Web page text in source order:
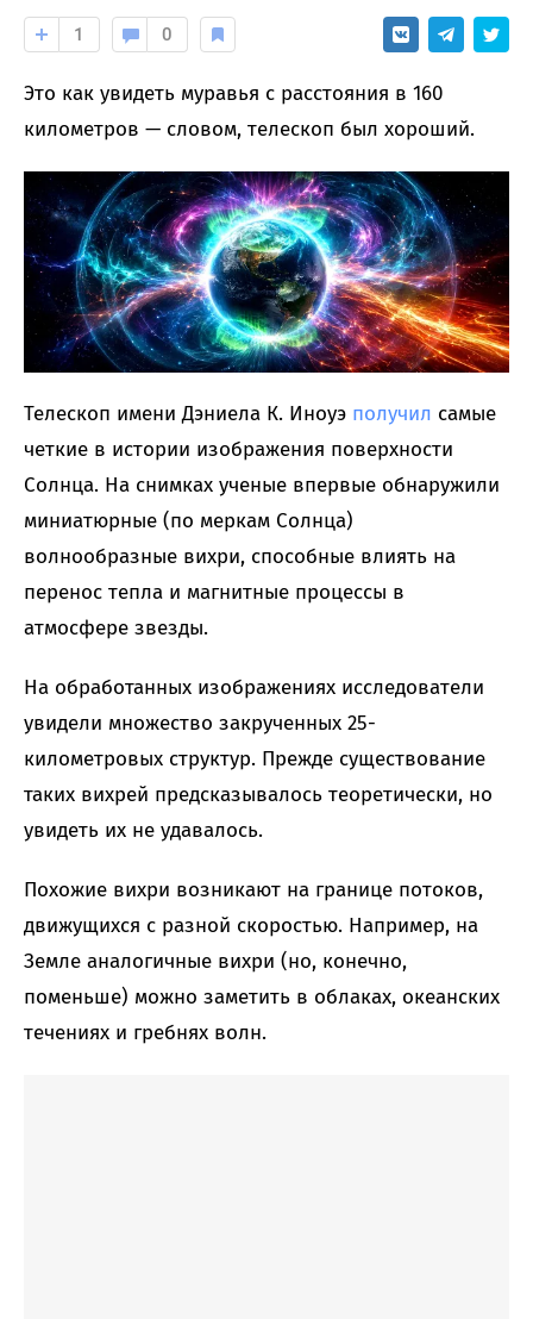
1 0
Это как увидеть муравья с расстояния в 160
километров — словом, телескоп был хороший.
Телескоп имени Дэниела К. Иноуэ получил самые
четкие в истории изображения поверхности
Солнца. На снимках ученые впервые обнаружили
миниатюрные (по меркам Солнца)
волнообразные вихри, способные влиять на
перенос тепла и магнитные процессы в
атмосфере звезды.
На обработанных изображениях исследователи
увидели множество закрученных 25-
километровых структур. Прежде существование
таких вихрей предсказывалось теоретически, но
увидеть их не удавалось.
Похожие вихри возникают на границе потоков,
движущихся с разной скоростью. Например, на
Земле аналогичные вихри (но, конечно,
поменьше) можно заметить в облаках, океанских
течениях и гребнях волн.